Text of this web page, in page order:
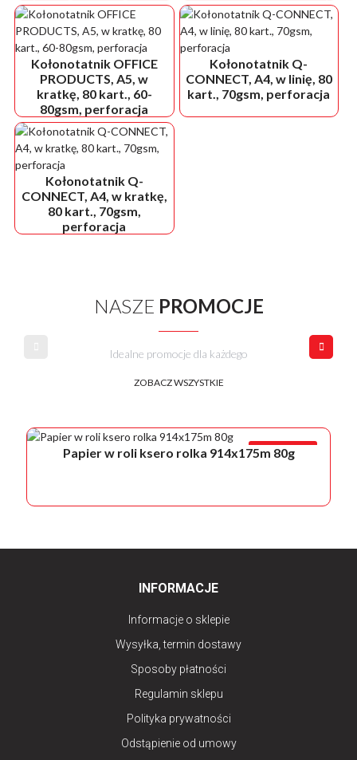
Kołonotatnik OFFICE
PRODUCTS, A5, w
kratkę, 80 kart., 60-
80gsm, perforacja
Kołonotatnik Q-
CONNECT, A4, w linię, 80
kart., 70gsm, perforacja
Kołonotatnik Q-
CONNECT, A4, w kratkę,
80 kart., 70gsm,
perforacja
NASZE PROMOCJE
Idealne promocje dla każdego
ZOBACZ WSZYSTKIE
PROMOCJA!
Papier w roli ksero rolka 914x175m 80g
INFORMACJE
Informacje o sklepie
Wysyłka, termin dostawy
Sposoby płatności
Regulamin sklepu
Polityka prywatności
Odstąpienie od umowy